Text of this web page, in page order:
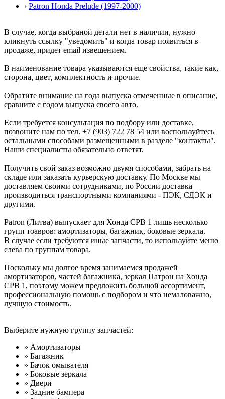
› Patron Honda Prelude (1997-2000)
В случае, когда выбраной детали нет в наличии, нужно
кликнуть ссылку "уведомить" и когда товар появиться в
продаже, придет email извещением.
В наименование товара указываются еще свойства, такие как,
сторона, цвет, комплектность и прочие.
Обратите внимание на года выпуска отмеченные в описание,
сравните с годом выпуска своего авто.
Если требуется консультация по подбору или доставке,
позвоните нам по тел. +7 (903) 722 78 54 или воспользуйтесь
остальными способами размещенными в разделе "контакты".
Наши специалисты обязательно ответят.
Получить свой заказ возможно двумя способами, забрать на
складе или заказать курьерскую доставку. По Москве мы
доставляем своими сотрудниками, по России доставка
производиться транспортными компаниями - ПЭК, СДЭК и
другими.
Patron (Литва) выпускает для Хонда СРВ 1 лишь несколько
групп тоавров: амортизаторы, багажник, боковые зеркала.
В случае если требуются иные запчасти, то используйте меню
слева по группам товара.
Поскольку мы долгое время занимаемся продажей
амортизаторов, частей багажника, зеркал Патрон на Хонда
СРВ 1, поэтому можем предложить большой ассортимент,
профессиональную помощь с подбором и что немаловажно,
лучшую стоимость.
Выберите нужную группу запчастей:
» Амортизаторы
» Багажник
» Бачок омывателя
» Боковые зеркала
» Двери
» Задние бампера